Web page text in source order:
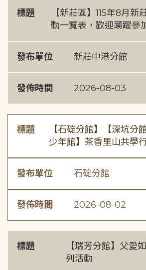
標題
【新莊區】115年8月新
動一覽表，歡迎踴躍參
發布單位 新莊中港分館
發佈時間 2026-08-03
標題
【石碇分館】【深坑分
少年館】茶香里山共學
發布單位 石碇分館
發佈時間 2026-08-02
標題
【瑞芳分館】父愛
列活動